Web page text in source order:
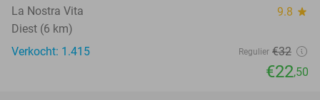
La Nostra Vita 9.8 star
Diest (6 km)
Verkocht: 1.415
Regulier €32
€22,50